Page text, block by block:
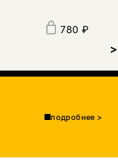
780 ₽
>
подробнее >